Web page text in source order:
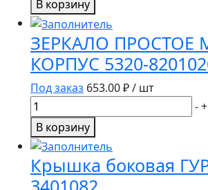
40/9700514230)
STENERS
Палец
ушка
рессоры
передней
КамАЗ
(65115-
2902478)
НПО
Ростар/
В корзину
ЗЕРКАЛО ПРОСТОЕ
КОРПУС 5320-
Под заказ 653.00₽ / шт
Количество
товара
ЗЕРКАЛО
ПРОСТОЕ
МЕТАЛЛ
КОРПУС
-+
В корзину
Крышка боковая